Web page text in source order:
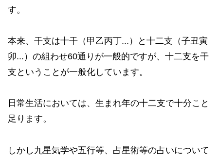
す。
本来、干支は十干（甲乙丙丁...）と十二支（子丑寅
卯...）の組わせ60通りが一般的ですが、十二支を干
支ということが一般化しています。
日常生活においては、生まれ年の十二支で十分こと
足ります。
しかし九星気学や五行等、占星術等の占いについて